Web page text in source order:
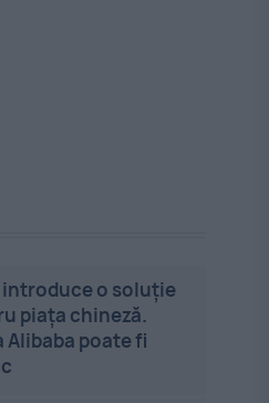
introduce o soluție
piața chineză.
Alibaba poate fi